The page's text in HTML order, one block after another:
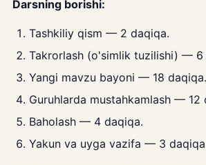
Darsning borishi:
Tashkiliy qism — 2 daqiqa.
Takrorlash (o'simlik tuzilishi) — 6
Yangi mavzu bayoni — 18 daqiqa.
Guruhlarda mustahkamlash — 12
Baholash — 4 daqiqa.
Yakun va uyga vazifa — 3